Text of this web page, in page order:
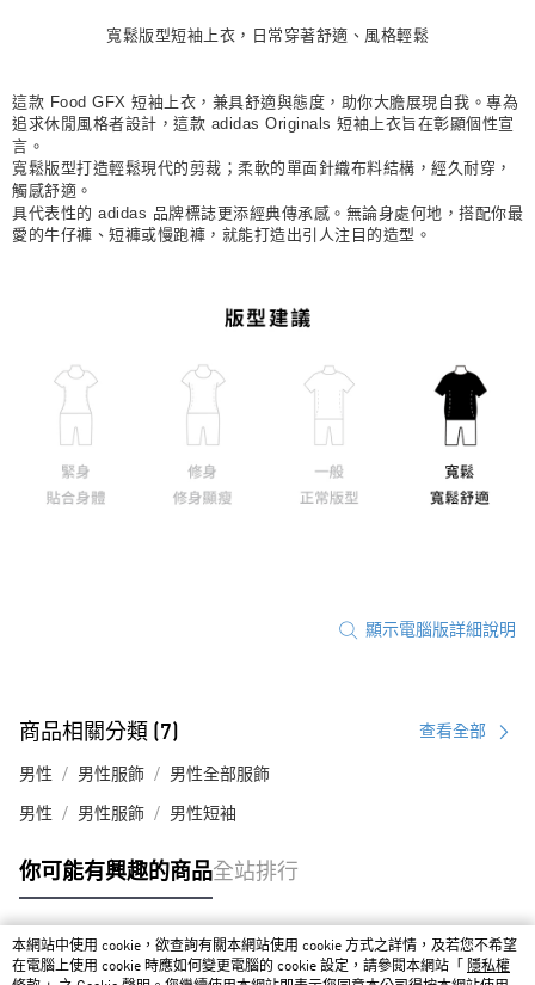
每筆NT$80，滿NT$1,500(含以上)免運費
寬鬆版型短袖上衣，日常穿著舒適、風格輕鬆
這款 Food GFX 短袖上衣，兼具舒適與態度，助你大膽展現自我。專為
追求休閒風格者設計，這款 adidas Originals 短袖上衣旨在彰顯個性宣
言。
寬鬆版型打造輕鬆現代的剪裁；柔軟的單面針織布料結構，經久耐穿，
觸感舒適。
具代表性的 adidas 品牌標誌更添經典傳承感。無論身處何地，搭配你最
愛的牛仔褲、短褲或慢跑褲，就能打造出引人注目的造型。
顯示電腦版詳細說明
商品相關分類 (7) 查看全部
男性 男性服飾 男性全部服飾
男性 男性服飾 男性短袖
你可能有興趣的商品全站排行
熱門標籤
本網站中使用 cookie，欲查詢有關本網站使用 cookie 方式之詳情，及若您不希望
在電腦上使用 cookie 時應如何變更電腦的 cookie 設定，請參閱本網站「
隱私權